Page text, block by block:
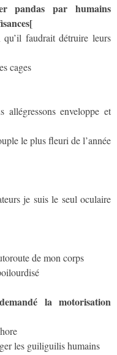
pandas par humains
faudrait détruire leurs
cages
enveloppe et
le plus fleuri de l’année
je suis le seul oculaire
de mon corps
la motorisation
les guiliguilis humains